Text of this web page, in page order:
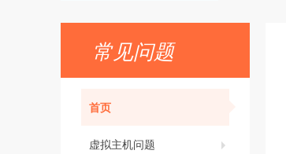
常见问题
首页
虚拟主机问题